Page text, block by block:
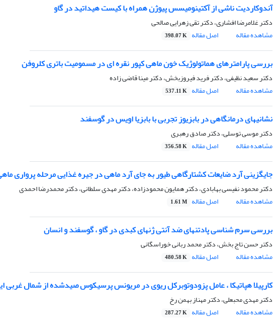
آندوکاردیت ناشی از آکتینومیسس پیوژن همراه با کیست هیداتید در گاو
دکتر غلامرضا افشاری، دکتر تقی زهرایی صالحی
مشاهده مقاله
اصل مقاله 398.07 K
بررسی پارامترهای هماتولوژیک خون ماهی کپور نقره ای در مسمومیت باتری کلروفن
دکتر سعید نظیفی، دکتر فرید فیروزبخش، دکتر مینا قاضی زاده
مشاهده مقاله
اصل مقاله 537.11 K
نشانیهای درمانگاهی در بابزیوز تجربی با بابزیا اویس در گوسفند
دکتر موسی توسلی، دکتر صادق رهبری
مشاهده مقاله
اصل مقاله 356.58 K
جایگزینی آرد ضایعات کشتارگاهی طیور به جای آرد ماهی در جیره غذایی مرحله پرواری
دکتر محمود نفیسی بهابادی، دکتر همایون محمودزاده، دکتر مهدی سلطانی، دکتر محمدرضا احمدی
مشاهده مقاله
اصل مقاله 1.61 M
بررسی سرم شناسی پادتنهای ضد آنتی ژنهای کبدی در گاو ، گوسفند و انسان
دکتر حسن تاج بخش، دکتر محمد ربانی خوراسگانی
مشاهده مقاله
اصل مقاله 480.58 K
کارپیلا هپاتیکا ، عامل پزودوتوبرکل ریوی در مریونس پرسیکوس صیدشده از شمال غربی
دکتر مهدی محبعلی، دکتر مهناز بهمن رخ
مشاهده مقاله
اصل مقاله 287.27 K